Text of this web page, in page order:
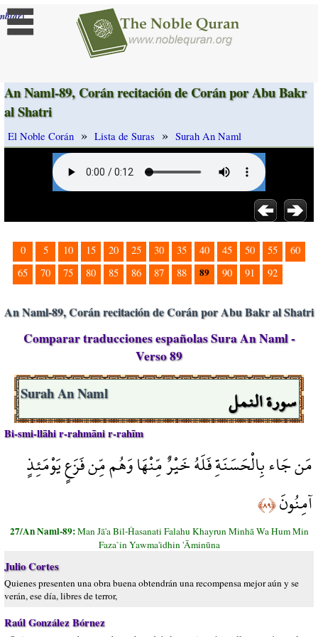
]
An Naml-89, Corán recitación de Corán por Abu Bakr
al Shatri
El Noble Corán » Lista de Suras » Surah An Naml
0 5 10 15 20 25 30 35 40 45 50 55
60
65
70 75 80 85 86 87 88 89 90 91 92
An Naml-89, Corán recitación de Corán por Abu Bakr al Shatri
Comparar traducciones españolas Sura An Naml -
Verso 89
سورة النمل Surah An Naml
Bi-smi-llāhi r-rahmāni r-rahīm
مَن جَاء بِالْحَسَنَةِ فَلَهُ خَيْرٌ مِّنْهَا وَهُم مِّن فَزَعٍ يَوْمَئِذٍ
آمِنُونَ﴿٨٩﴾
27/An Naml-89:Man Jā'a Bil-Ĥasanati Falahu Khayrun Minhā Wa Hum Min
Faza`in Yawma'idhin 'Āminūna
Julio Cortes
Quienes presenten una obra buena obtendrán una recompensa mejor aún y se
verán, ese día, libres de terror,
Raúl González Bórnez